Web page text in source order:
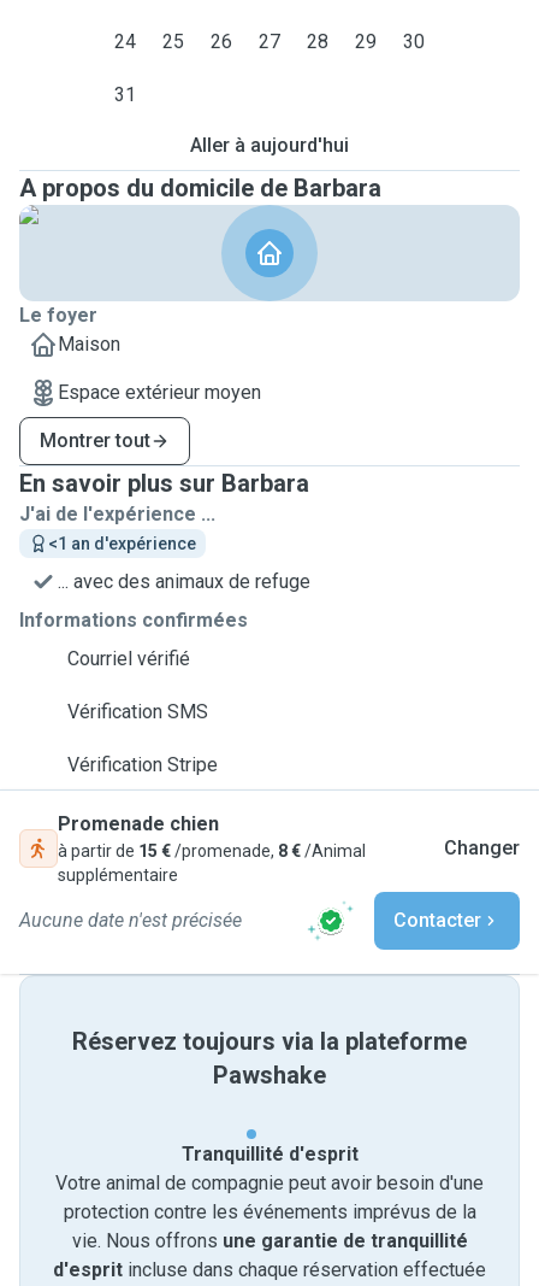
24 25 26 27 28 29 30
31
Aller à aujourd'hui
A propos du domicile de Barbara
Le foyer
Maison
Espace extérieur moyen
Montrer tout
En savoir plus sur Barbara
J'ai de l'expérience ...
<1 an d'expérience
... avec des animaux de refuge
Informations confirmées
Courriel vérifié
Vérification SMS
Vérification Stripe
Promenade chien
à partir de 15 €/promenade, 8 €/Animal
supplémentaire
Changer
Aucune date n'est précisée Contacter
Réservez toujours via la plateforme
Pawshake
Tranquillité d'esprit
Votre animal de compagnie peut avoir besoin d'une
protection contre les événements imprévus de la
vie. Nous offrons une garantie de tranquillité
d'esprit incluse dans chaque réservation effectuée